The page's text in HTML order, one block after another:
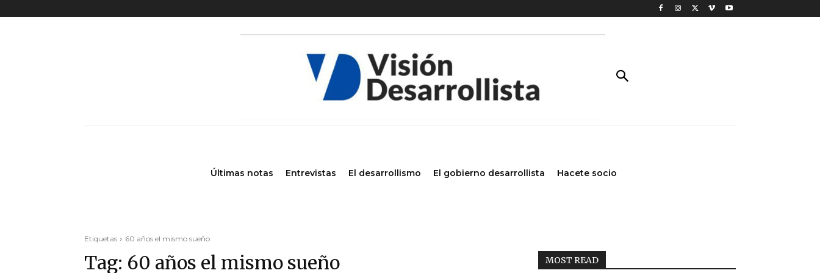
Últimas notas Entrevistas El desarrollismo El gobierno desarrollista Hacete socio
Etiquetas 60 años el mismo sueño
Tag: 60 años el mismo sueño MOST READ